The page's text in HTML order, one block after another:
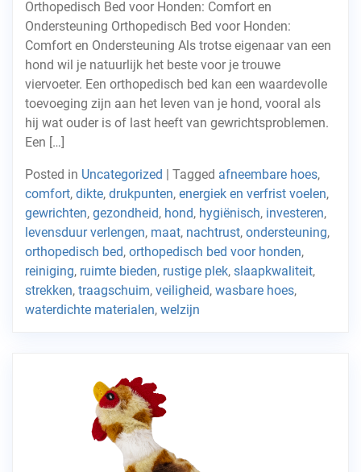
Orthopedisch Bed voor Honden: Comfort en
Ondersteuning Orthopedisch Bed voor Honden:
Comfort en Ondersteuning Als trotse eigenaar van een
hond wil je natuurlijk het beste voor je trouwe
viervoeter. Een orthopedisch bed kan een waardevolle
toevoeging zijn aan het leven van je hond, vooral als
hij wat ouder is of last heeft van gewrichtsproblemen.
Een […]
Posted in Uncategorized Tagged afneembare hoes,
comfort, dikte, drukpunten, energiek en verfrist voelen,
gewrichten, gezondheid, hond, hygiënisch, investeren,
levensduur verlengen, maat, nachtrust, ondersteuning,
orthopedisch bed, orthopedisch bed voor honden,
reiniging, ruimte bieden, rustige plek, slaapkwaliteit,
strekken, traagschuim, veiligheid, wasbare hoes,
waterdichte materialen, welzijn